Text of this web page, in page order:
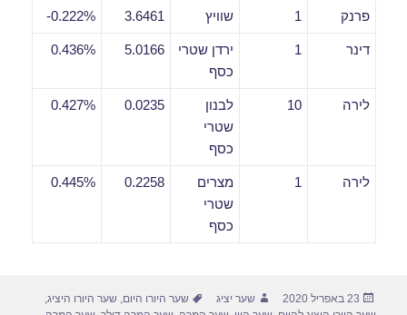
פרנק 1 שוויץ 3.6461
0.222%-
דינר 1
ירדן שטרי
כסף
5.0166
0.436%
לירה 10
לבנון
שטרי
כסף
0.0235
0.427%
לירה 1
מצרים
שטרי
כסף
0.2258
0.445%
פורסם
23 באפריל 2020 מחבר
שער יציג תגיות
שער היורו היום,שער היורו היציג,